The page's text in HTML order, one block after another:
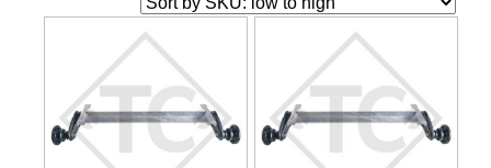
weist
mehrere
Varianten
weist
mehrere
Varianten